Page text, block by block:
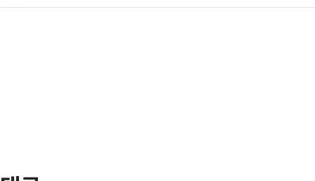
판했다.송 공동선대위원장은…
야 한다"고 말하는 반면, 다른 한쪽
발동할 경우 투쟁에 나서겠다고 경